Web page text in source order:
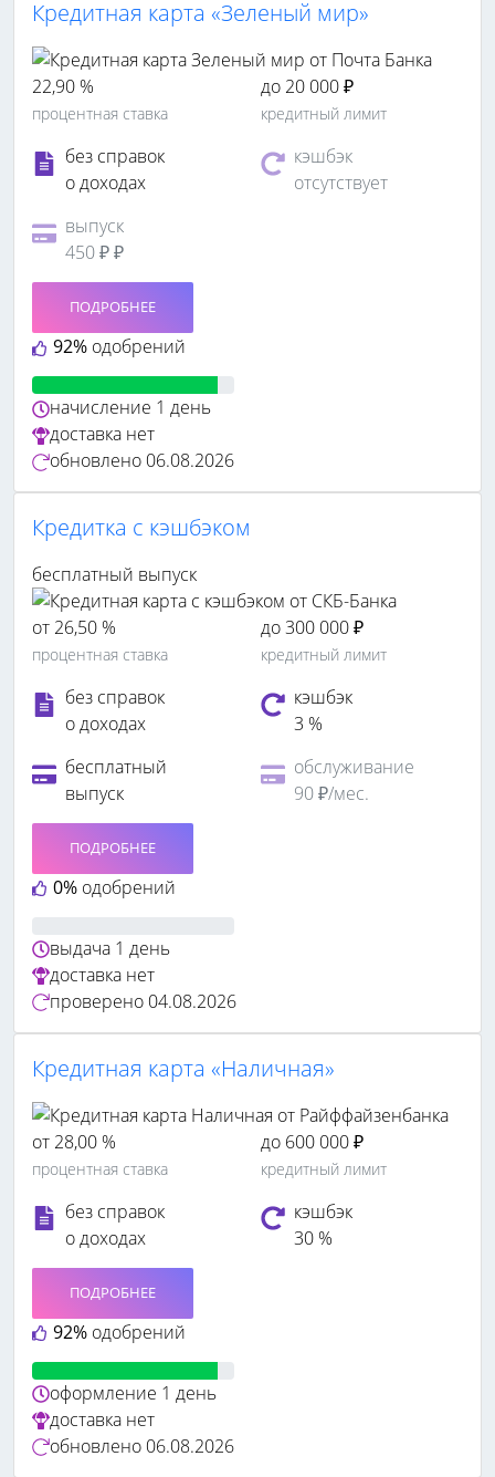
Кредитная карта «Зеленый мир»
22,90 %
процентная ставка
до 20 000 ₽
кредитный лимит
без справок
о доходах
кэшбэк
отсутствует
выпуск
450 ₽ ₽
92% одобрений
ПОДРОБНЕЕ
начисление 1 день
доставка нет
обновлено 06.08.2026
Кредитка c кэшбэком
бесплатный выпуск
от 26,50 %
процентная ставка
до 300 000 ₽
кредитный лимит
без справок
о доходах
кэшбэк
3 %
бесплатный
выпуск
обслуживание
90 ₽/мес.
0% одобрений
ПОДРОБНЕЕ
выдача 1 день
доставка нет
проверено 04.08.2026
Кредитная карта «Наличная»
от 28,00 %
процентная ставка
до 600 000 ₽
кредитный лимит
без справок
о доходах
кэшбэк
30 %
92% одобрений
ПОДРОБНЕЕ
оформление 1 день
доставка нет
обновлено 06.08.2026